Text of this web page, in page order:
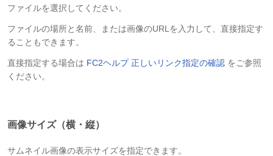
ファイルを選択してください。
ファイルの場所と名前、または画像のURLを入力して、直接指定す
ることもできます。
直接指定する場合は FC2ヘルプ 正しいリンク指定の確認 をご参照
ください。
画像サイズ（横・縦）
サムネイル画像の表示サイズを指定できます。